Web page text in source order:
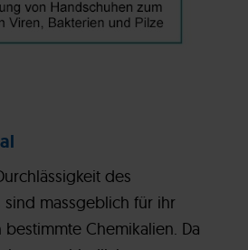
des
sind massgeblich für ihr
Chemikalien. Da